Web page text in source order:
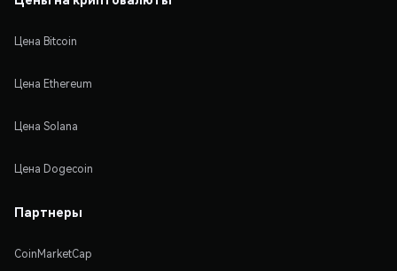
Цена Bitcoin
Цена Ethereum
Цена Solana
Цена Dogecoin
Партнеры
CoinMarketCap